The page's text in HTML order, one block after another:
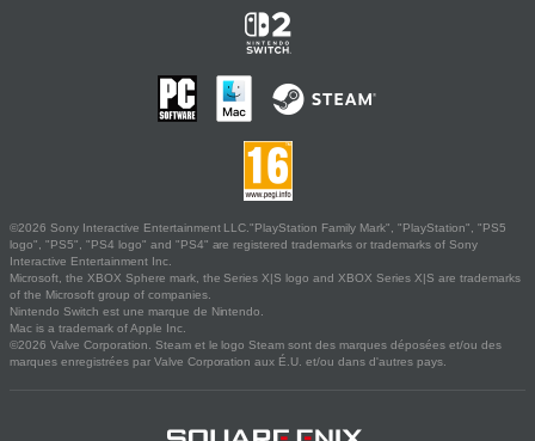
©2026 Sony Interactive Entertainment LLC."PlayStation Family Mark", "PlayStation", "PS5
logo", "PS5", "PS4 logo" and "PS4" are registered trademarks or trademarks of Sony
Interactive Entertainment Inc.
Microsoft, the XBOX Sphere mark, the Series X|S logo and XBOX Series X|S are trademarks
of the Microsoft group of companies.
Nintendo Switch est une marque de Nintendo.
Mac is a trademark of Apple Inc.
©2026 Valve Corporation. Steam et le logo Steam sont des marques déposées et/ou des
marques enregistrées par Valve Corporation aux É.U. et/ou dans d'autres pays.